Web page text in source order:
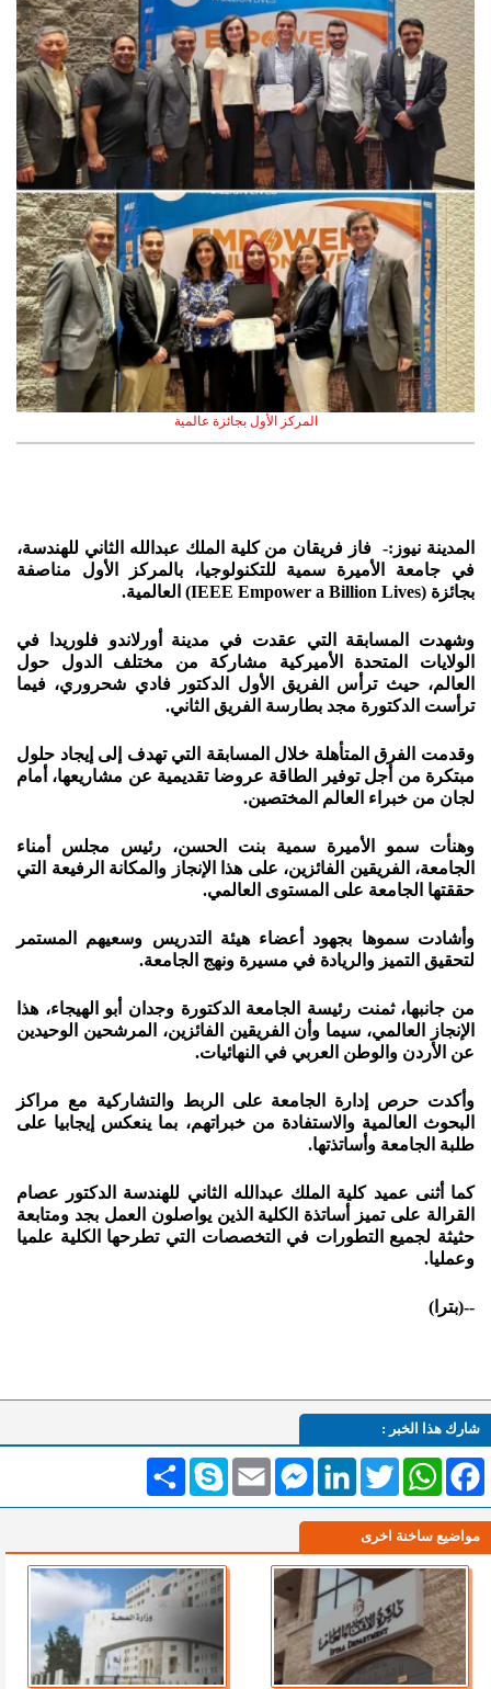
المركز الأول بجائزة عالمية
المدينة نيوز:- فاز فريقان من كلية الملك عبدالله الثاني للهندسة،
في جامعة الأميرة سمية للتكنولوجيا، بالمركز الأول مناصفة
بجائزة (IEEE Empower a Billion Lives) العالمية.
وشهدت المسابقة التي عقدت في مدينة أورلاندو فلوريدا في
الولايات المتحدة الأميركية مشاركة من مختلف الدول حول
العالم، حيث ترأس الفريق الأول الدكتور فادي شحروري، فيما
ترأست الدكتورة مجد بطارسة الفريق الثاني.
وقدمت الفرق المتأهلة خلال المسابقة التي تهدف إلى إيجاد حلول
مبتكرة من أجل توفير الطاقة عروضا تقديمية عن مشاريعها، أمام
لجان من خبراء العالم المختصين.
وهنأت سمو الأميرة سمية بنت الحسن، رئيس مجلس أمناء
الجامعة، الفريقين الفائزين، على هذا الإنجاز والمكانة الرفيعة التي
حققتها الجامعة على المستوى العالمي.
وأشادت سموها بجهود أعضاء هيئة التدريس وسعيهم المستمر
لتحقيق التميز والريادة في مسيرة ونهج الجامعة.
من جانبها، ثمنت رئيسة الجامعة الدكتورة وجدان أبو الهيجاء، هذا
الإنجاز العالمي، سيما وأن الفريقين الفائزين، المرشحين الوحيدين
عن الأردن والوطن العربي في النهائيات.
وأكدت حرص إدارة الجامعة على الربط والتشاركية مع مراكز
البحوث العالمية والاستفادة من خبراتهم، بما ينعكس إيجابيا على
طلبة الجامعة وأساتذتها.
كما أثنى عميد كلية الملك عبدالله الثاني للهندسة الدكتور عصام
القرالة على تميز أساتذة الكلية الذين يواصلون العمل بجد ومتابعة
حثيثة لجميع التطورات في التخصصات التي تطرحها الكلية علميا
وعمليا.
--(بترا)
شارك هذا الخبر :
انشر Skype Email
MessengerLinkedInTwitterWhatsAppFacebook
مواضيع ساخنة اخرى